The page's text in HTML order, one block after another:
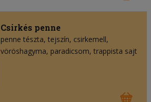
Csirkés penne
penne tészta tejszín csirkemell
vöröshagyma paradicsom trappista sajt